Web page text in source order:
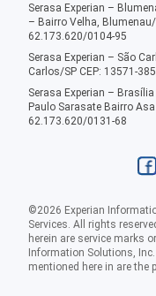
Serasa Experian –
– Bairro Velha, Blumenau/
62.173.620/0104-95
Serasa Experian – São
Carlos/SP CEP: 13571-
Serasa Experian – Brasília
Paulo Sarasate Bairro
62.173.620/0131-68
©2026 Experian
Services. All rights
herein are service marks
Information Solutions,
mentioned here in are the